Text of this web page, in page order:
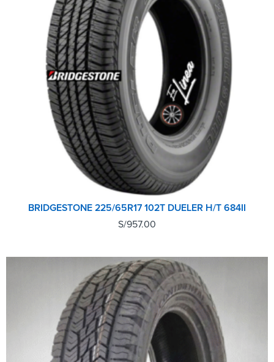
BRIDGESTONE 225/65R17 102T DUELER H/T 684II
S/957.00